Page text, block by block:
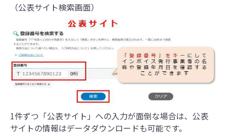
（公表サイト検索画面）
1件ずつ「公表サイト」への入力が面倒な場合は、公表
サイトの情報はデータダウンロードも可能です。